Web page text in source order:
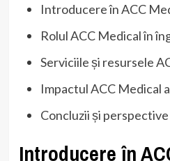
Introducere în ACC
Rolul ACC Medical în
Serviciile și resursele
Impactul ACC Medical
Concluzii și perspective
Introducere în